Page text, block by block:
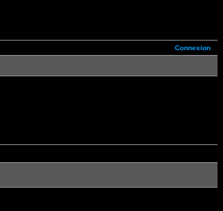
Connexion